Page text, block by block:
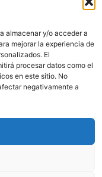
almacenar y/o acceder a
mejorar la experiencia de
El
procesar datos como el
en este sitio. No
negativamente a
de cookies